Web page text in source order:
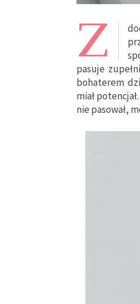
Z
pasuje
bohaterem
miał
nie pasował,